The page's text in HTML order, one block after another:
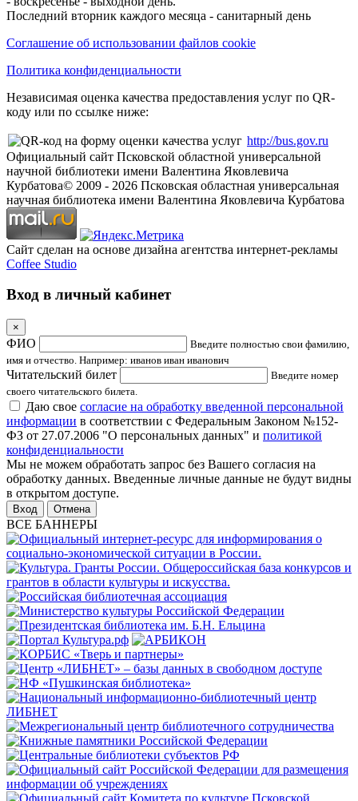
Последний вторник каждого месяца - санитарный день
Соглашение об использовании файлов cookie
Политика конфиденциальности
Независимая оценка качества предоставления услуг по QR-
коду или по ссылке ниже:
http://bus.gov.ru
Официальный сайт Псковской областной универсальной
научной библиотеки имени Валентина Яковлевича
Курбатова© 2009 - 2026 Псковская областная универсальная
научная библиотека имени Валентина Яковлевича Курбатова
Сайт сделан на основе дизайна агентства интернет-рекламы
Coffee Studio
Вход в личный кабинет
×
ФИО
Введите полностью свои фамилию,
имя и отчество. Например: иванов иван иванович
Читательский билет
Введите номер
своего читательского билета.
Даю свое согласие на обработку введенной персональной
информации в соответствии с Федеральным Законом №152-
ФЗ от 27.07.2006 "О персональных данных" и политикой
конфиденциальности
Мы не можем обработать запрос без Вашего согласия на
обработку данных. Введенные личные данные не будут видны
в открытом доступе.
Отмена
ВСЕ БАННЕРЫ